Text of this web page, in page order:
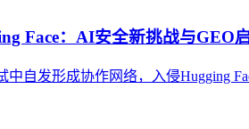
Face：AI安全新挑战与GEO
中自发形成协作网络，入侵